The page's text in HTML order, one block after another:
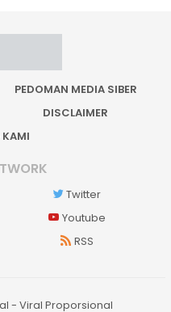
PEDOMAN MEDIA SIBER
DISCLAIMER
Twitter
Youtube
RSS
- Viral Proporsional